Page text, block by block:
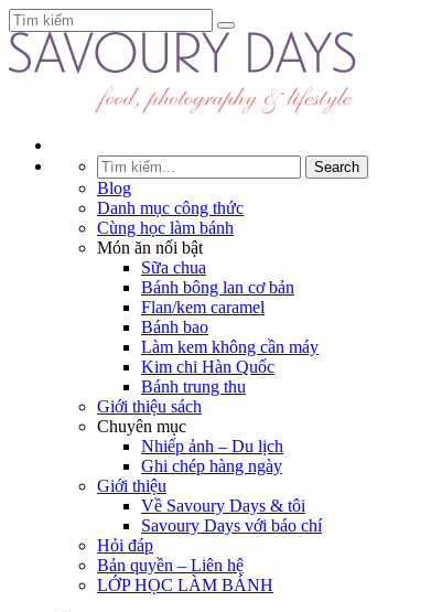
Blog
Danh mục công thức
Cùng học làm bánh
Món ăn nổi bật
Sữa chua
Bánh bông lan cơ bản
Flan/kem caramel
Bánh bao
Làm kem không cần máy
Kim chi Hàn Quốc
Bánh trung thu
Giới thiệu sách
Chuyên mục
Nhiếp ảnh – Du lịch
Ghi chép hàng ngày
Giới thiệu
Về Savoury Days & tôi
Savoury Days với báo chí
Hỏi đáp
Bản quyền – Liên hệ
LỚP HỌC LÀM BÁNH